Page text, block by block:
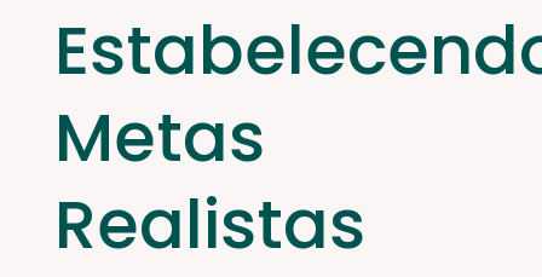
Metas
Realistas